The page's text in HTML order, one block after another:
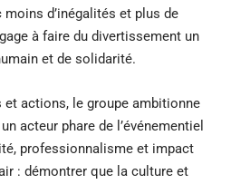
d’inégalités et plus de
à faire du divertissement un
et de solidarité.
actions, le groupe ambitionne
acteur phare de l’événementiel
professionnalisme et impact
: démontrer que la culture et